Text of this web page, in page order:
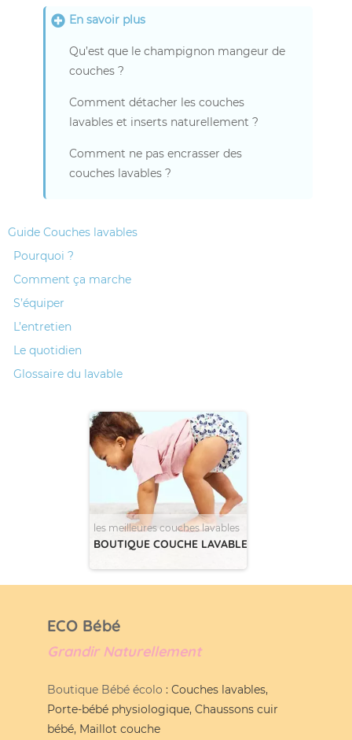
En savoir plus
Qu’est que le champignon mangeur de
couches ?
Comment détacher les couches
lavables et inserts naturellement ?
Comment ne pas encrasser des
couches lavables ?
Guide Couches lavables
Pourquoi ?
Comment ça marche
S’équiper
L’entretien
Le quotidien
Glossaire du lavable
les meilleures couches lavables
BOUTIQUE COUCHE LAVABLE
ECO Bébé
Grandir Naturellement
Boutique Bébé écolo : Couches lavables,
Porte-bébé physiologique, Chaussons cuir
bébé, Maillot couche